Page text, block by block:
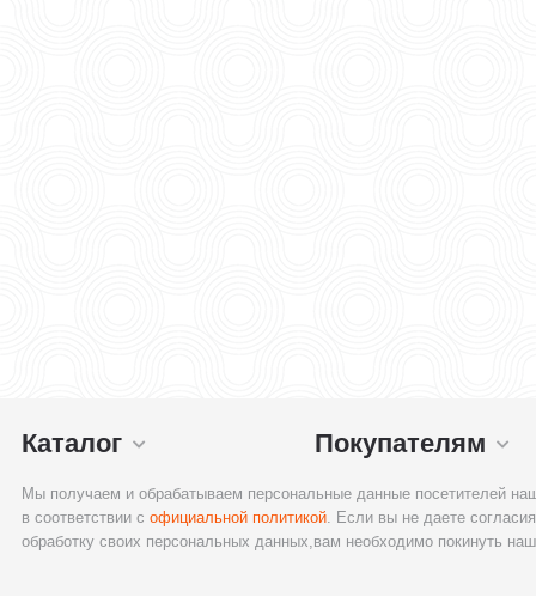
Каталог Покупателям
Мы получаем и обрабатываем персональные данные посетителей
в соответствии софициальной политикой. Если вы не даете
обработку своих персональных данных,вам необходимо покинуть